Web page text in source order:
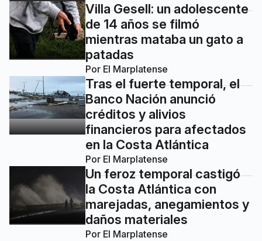
Villa Gesell: un adolescente
de 14 años se filmó
mientras mataba un gato a
patadas
Por El Marplatense
Tras el fuerte temporal, el
Banco Nación anunció
créditos y alivios
financieros para afectados
en la Costa Atlántica
Por El Marplatense
Un feroz temporal castigó
la Costa Atlántica con
marejadas, anegamientos y
daños materiales
Por El Marplatense